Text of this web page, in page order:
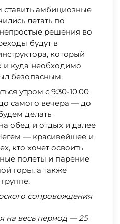
амбициозные
летать по
решения во
будут в
который
и куда необходимо
безопасным.
утром с 9:30-10:00
самого вечера — до
делать
обед и отдых и далее
— красивейшее и
кто хочет освоить
полеты и парение
горы, а также
сопровождения
на весь период — 25